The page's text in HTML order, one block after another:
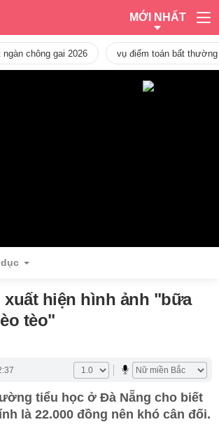
MỚI NHẤT
chông gai 2026 vụ điểm toán bất
xuất hiện hình ảnh "bữa
tèo"
tiểu học ở Đà Nẵng cho biết
là 22.000 đồng nên khó cân đối.